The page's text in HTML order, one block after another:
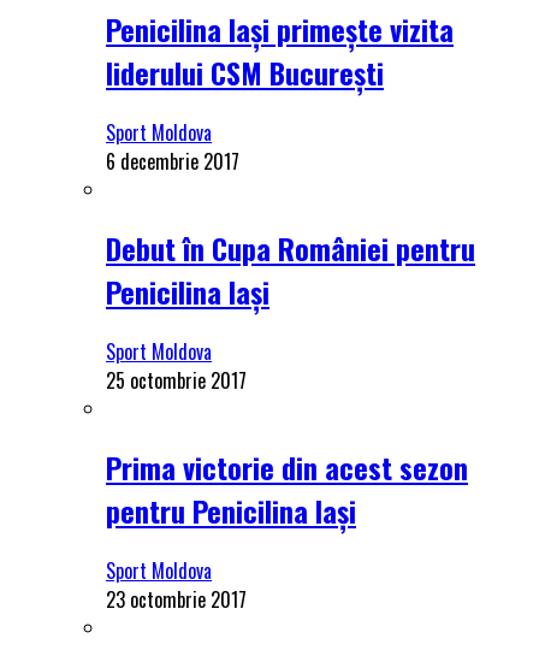
Penicilina Iași primește vizita
liderului CSM București
Sport Moldova
6 decembrie 2017
Debut în Cupa României pentru
Penicilina Iași
Sport Moldova
25 octombrie 2017
Prima victorie din acest sezon
pentru Penicilina Iași
Sport Moldova
23 octombrie 2017